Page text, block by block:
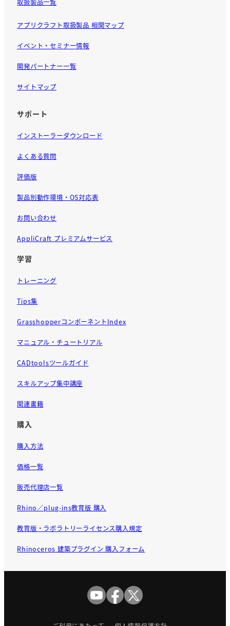
取扱製品一覧
アプリクラフト取扱製品 相関マップ
イベント・セミナー情報
開発パートナー一覧
サイトマップ
サポート
インストーラーダウンロード
よくある質問
評価版
製品別動作環境・OS対応表
お問い合わせ
AppliCraft プレミアムサービス
学習
トレーニング
Tips集
GrasshopperコンポーネントIndex
マニュアル・チュートリアル
CADtoolsツールガイド
スキルアップ集中講座
関連書籍
購入
購入方法
価格一覧
販売代理店一覧
Rhino／plug-ins教育版 購入
教育版・ラボラトリーライセンス購入規定
Rhinoceros 建築プラグイン 購入フォーム